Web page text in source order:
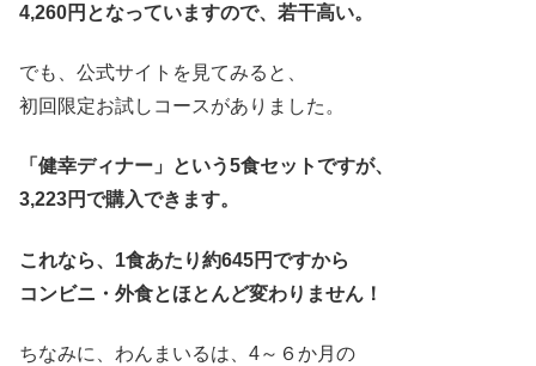
4,260円となっていますので、若干高い。
でも、公式サイトを見てみると、
初回限定お試しコースがありました。
「健幸ディナー」という5食セットですが、
3,223円で購入できます。
これなら、1食あたり約645円ですから
コンビニ・外食とほとんど変わりません！
ちなみに、わんまいるは、4～６か月の